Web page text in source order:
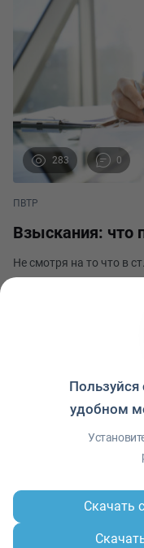
283 0
ПВТР
Взыскания: что
Не смотря на то что в
дисциплинарные
независимости от
встает на сторону
Опубликовано 9
Политика конфиденциальности
© ООО
Пользуйся
удобном
Скачать